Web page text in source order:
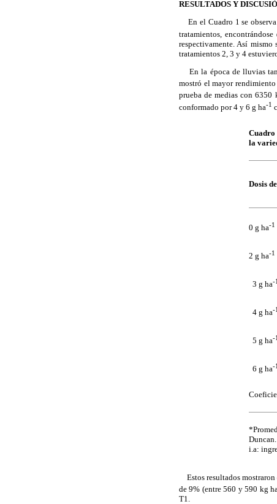
RESULTADOS Y
En el Cuadro 1 se
tratamientos,
respectivamente. Así
tratamientos 2, 3 y 4
En la época de lluvias
mostró el mayor
prueba de medias con 6350
conformado por 4 y 6 g ha-1
Cuadro
la
Dosis
0 g ha-1
2 g ha-1
3 g ha-
4 g ha-
5 g ha-1
6 g ha-
Duncan.
i.a:
Estos resultados
de 9% (entre 560 y 590 kg
T1.